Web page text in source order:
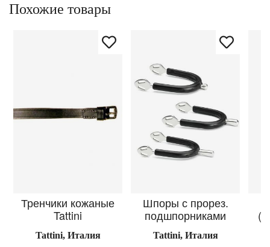
Похожие товары
Тренчики кожаные
Tattini
Tattini, Италия
Шпоры с прорез.
подшпорниками
Tattini, Италия